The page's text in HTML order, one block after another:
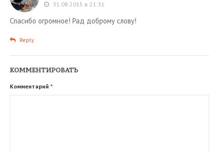
31.08.2015 в 21:31
Спасибо огромное! Рад доброму слову!
Reply
КОММЕНТИРОВАТЬ
Комментарий *